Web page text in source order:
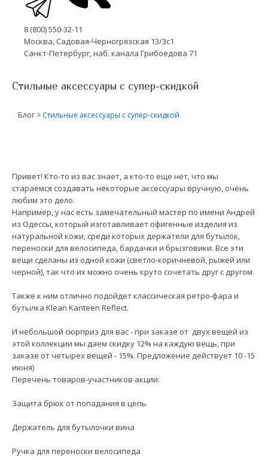
8 (800) 550-32-11
Москва, Садовая-Черногрязская 13/3с1
Санкт-Петербург, наб. канала Грибоедова 71
Стильные аксессуары с супер-скидкой
Блог > Стильные аксессуары с супер-скидкой
Привет! Кто-то из вас знает, а кто-то еще нет, что мы
стараемся создавать некоторые аксессуары вручную, очень
любим это дело.
Например, у нас есть замечательный мастер по имени Андрей
из Одессы, который изготавливает офигенные изделия из
натуральной кожи, среди которых держатели для бутылок,
переноски для велосипеда, бардачки и брызговики. Все эти
вещи сделаны из одной кожи (светло-коричневой, рыжей или
черной), так что их можно очень круто сочетать друг с другом.
Также к ним отлично подойдет классическая ретро-фара и
бутылка Klean Kanteen Reflect.
И небольшой сюрприз для вас - при заказе от двух вещей из
этой коллекции мы даем скидку 12% на каждую вещь, при
заказе от четырех вещей - 15%. Предложение действует 10 -15
июня)
Перечень товаров-участников акции:
Защита брюк от попадания в цепь
Держатель для бутылочки вина
Ручка для переноски велосипеда